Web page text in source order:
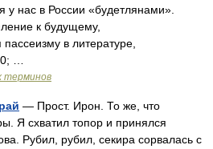
у нас в России «будетлянами».
к будущему,
в литературе,
…
терминов
— Прост. Ирон. То же, что
Я схватил топор и принялся
Рубил, рубил, секира сорвалась с